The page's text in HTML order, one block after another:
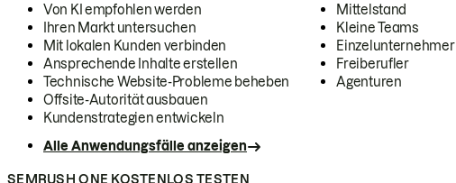
Von KI empfohlen werden
Ihren Markt untersuchen
Mit lokalen Kunden verbinden
Ansprechende Inhalte erstellen
Technische Website-Probleme beheben
Offsite-Autorität ausbauen
Kundenstrategien entwickeln
Alle Anwendungsfälle anzeigen
Mittelstand
Kleine Teams
Einzelunternehmer
Freiberufler
Agenturen
SEMRUSH ONE KOSTENLOS TESTEN